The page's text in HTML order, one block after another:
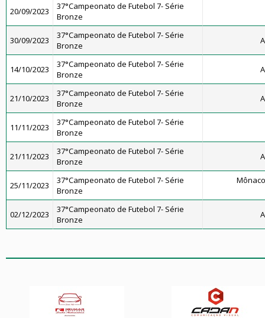
20/09/2023
37°Campeonato de Futebol 7- Série
Bronze
30/09/2023
37°Campeonato de Futebol 7- Série
Bronze
14/10/2023
37°Campeonato de Futebol 7- Série
Bronze
21/10/2023
37°Campeonato de Futebol 7- Série
Bronze
11/11/2023
37°Campeonato de Futebol 7- Série
Bronze
21/11/2023
37°Campeonato de Futebol 7- Série
Bronze
25/11/2023
37°Campeonato de Futebol 7- Série
Bronze
02/12/2023
37°Campeonato de Futebol 7- Série
Bronze